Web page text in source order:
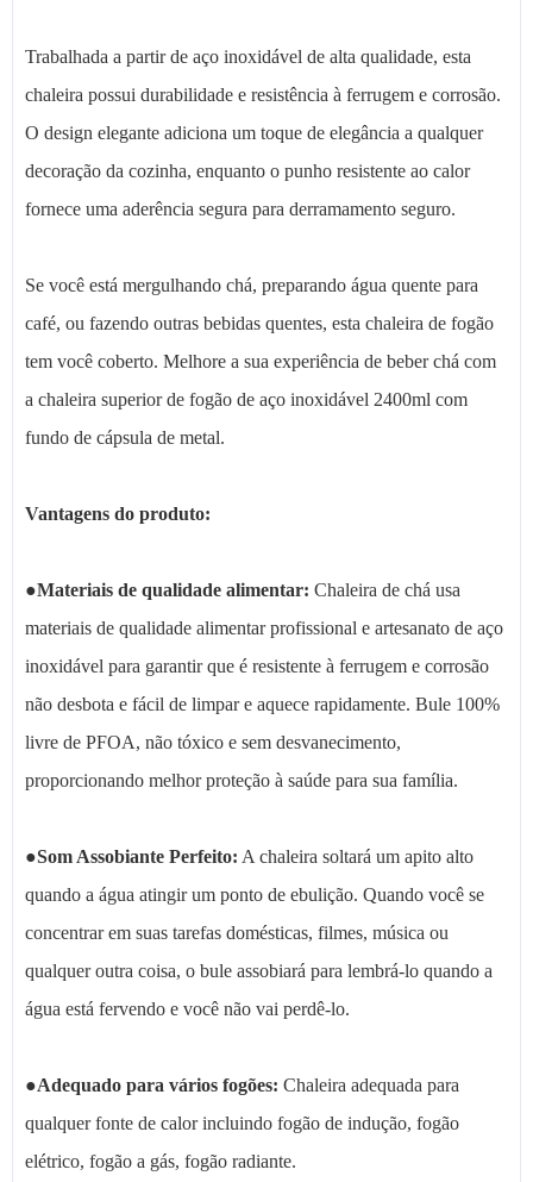
Trabalhada a partir de aço inoxidável de alta qualidade, esta
chaleira possui durabilidade e resistência à ferrugem e corrosão.
O design elegante adiciona um toque de elegância a qualquer
decoração da cozinha, enquanto o punho resistente ao calor
fornece uma aderência segura para derramamento seguro.
Se você está mergulhando chá, preparando água quente para
café, ou fazendo outras bebidas quentes, esta chaleira de fogão
tem você coberto. Melhore a sua experiência de beber chá com
a chaleira superior de fogão de aço inoxidável 2400ml com
fundo de cápsula de metal.
Vantagens do produto:
●Materiais de qualidade alimentar: Chaleira de chá usa
materiais de qualidade alimentar profissional e artesanato de aço
inoxidável para garantir que é resistente à ferrugem e corrosão
não desbota e fácil de limpar e aquece rapidamente. Bule 100%
livre de PFOA, não tóxico e sem desvanecimento,
proporcionando melhor proteção à saúde para sua família.
●Som Assobiante Perfeito: A chaleira soltará um apito alto
quando a água atingir um ponto de ebulição. Quando você se
concentrar em suas tarefas domésticas, filmes, música ou
qualquer outra coisa, o bule assobiará para lembrá-lo quando a
água está fervendo e você não vai perdê-lo.
●Adequado para vários fogões: Chaleira adequada para
qualquer fonte de calor incluindo fogão de indução, fogão
elétrico, fogão a gás, fogão radiante.